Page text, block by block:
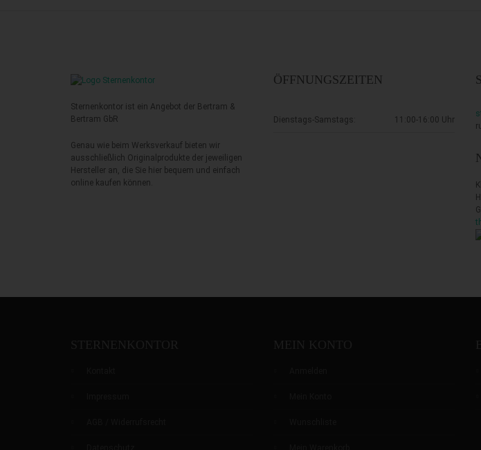
Sternenkontor ist ein Angebot der Bertram &
Bertram GbR
Genau wie beim Werksverkauf bieten wir
ausschließlich Originalprodukte der jeweiligen
Hersteller an, die Sie hier bequem und einfach
online kaufen können.
ÖFFNUNGSZEITEN
Dienstags-Samstags: 11:00-16:00 Uhr